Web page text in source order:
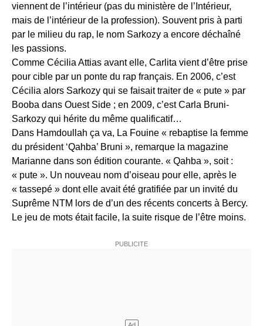
viennent de l’intérieur (pas du ministère de l’Intérieur,
mais de l’intérieur de la profession). Souvent pris à parti
par le milieu du rap, le nom Sarkozy a encore déchaîné
les passions.
Comme Cécilia Attias avant elle, Carlita vient d’être prise
pour cible par un ponte du rap français. En 2006, c’est
Cécilia alors Sarkozy qui se faisait traiter de « pute » par
Booba dans Ouest Side ; en 2009, c’est Carla Bruni-
Sarkozy qui hérite du même qualificatif…
Dans Hamdoullah ça va, La Fouine « rebaptise la femme
du président ‘Qahba’ Bruni », remarque la magazine
Marianne dans son édition courante. « Qahba », soit :
« pute ». Un nouveau nom d’oiseau pour elle, après le
« tassepé » dont elle avait été gratifiée par un invité du
Suprême NTM lors de d’un des récents concerts à Bercy.
Le jeu de mots était facile, la suite risque de l’être moins.